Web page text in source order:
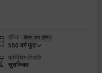
एरिया बिल्ट-अप एरिया
550 वर्ग फुट
फर्निशिंग स्थिति
सुसज्जित